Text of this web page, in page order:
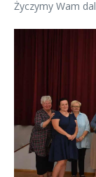
Życzymy Wam